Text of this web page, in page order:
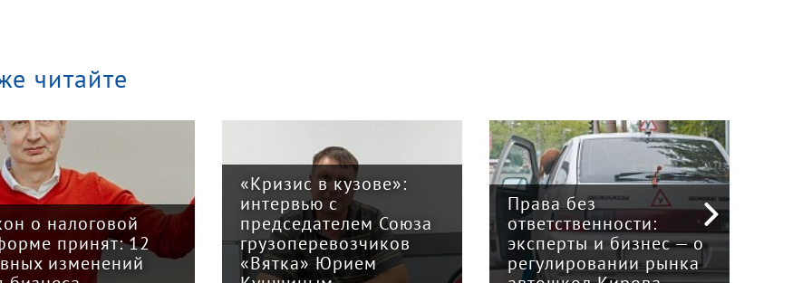
читайте
о налоговой
принят: 12
изменений
«Кризис в кузове»:
интервью с
председателем Союза
грузоперевозчиков
«Вятка» Юрием
Права без
ответственности:
эксперты и бизнес — о
регулировании рынка